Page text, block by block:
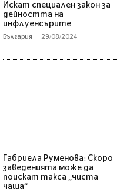
Искат специален закон за
дейността на
инфлуенсърите
България 29/08/2024
Габриела Руменова: Скоро
заведенията може да
поискат такса „чиста
чаша“